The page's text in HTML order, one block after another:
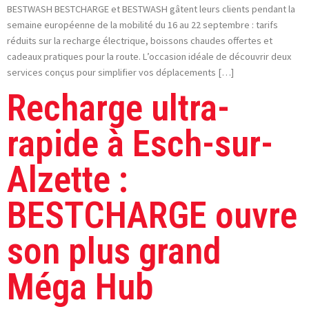
BESTWASH BESTCHARGE et BESTWASH gâtent leurs clients pendant la
semaine européenne de la mobilité du 16 au 22 septembre : tarifs
réduits sur la recharge électrique, boissons chaudes offertes et
cadeaux pratiques pour la route. L’occasion idéale de découvrir deux
services conçus pour simplifier vos déplacements […]
Recharge ultra-
rapide à Esch-sur-
Alzette :
BESTCHARGE ouvre
son plus grand
Méga Hub